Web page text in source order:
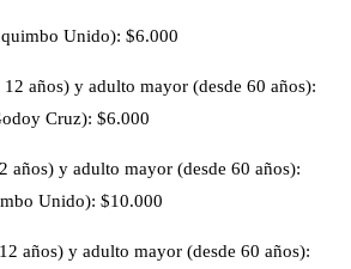
Unido): $6.000
años) y adulto mayor (desde 60 años):
Cruz): $6.000
años) y adulto mayor (desde 60 años):
Unido): $10.000
años) y adulto mayor (desde 60 años):